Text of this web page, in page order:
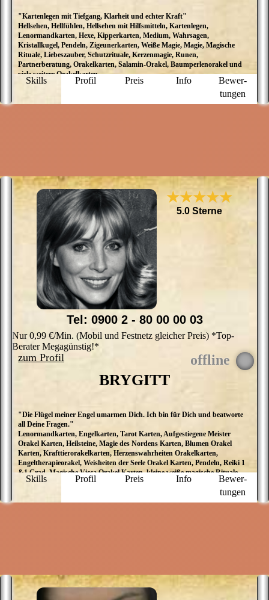
"Kartenlegen mit Tiefgang, Klarheit und echter Kraft"
Hellsehen, Hellfühlen, Hellsehen mit Hilfsmitteln, Kartenlegen,
Lenormandkarten, Hexe, Kipperkarten, Medium, Wahrsagen,
Kristallkugel, Pendeln, Zigeunerkarten, Weiße Magie, Magie, Magische
Rituale, Liebeszauber, Schutzrituale, Kerzenmagie, Runen,
Partnerberatung, Orakelkarten, Salamin-Orakel, Baumperlenorakel und
viele weitere Orakelkarten
Skills Profil Preis Info
Bewer­
tungen
★★★★★
5.0 Sterne
BRYGITT
"Die Flügel meiner Engel umarmen Dich. Ich bin für Dich und beatworte
all Deine Fragen."
Lenormandkarten, Engelkarten, Tarot Karten, Aufgestiegene Meister
Orakel Karten, Heilsteine, Magie des Nordens Karten, Blumen Orakel
Karten, Krafttierorakelkarten, Herzenswahrheiten Orakelkarten,
Engeltherapieorakel, Weisheiten der Seele Orakel Karten, Pendeln, Reiki 1
&1 Grad, Magische Vicca Orakel Karten, kleine weiße magische Rituale,
Lösungsmagie, Botschaften der Engel
Skills Profil Preis Info
Bewer­
tungen
Tel: 0900 2 - 80 00 00 03
Nur 0,99 €/Min. (Mobil und Festnetz gleicher Preis) *Top-
Berater Megagünstig!*
zum Profil